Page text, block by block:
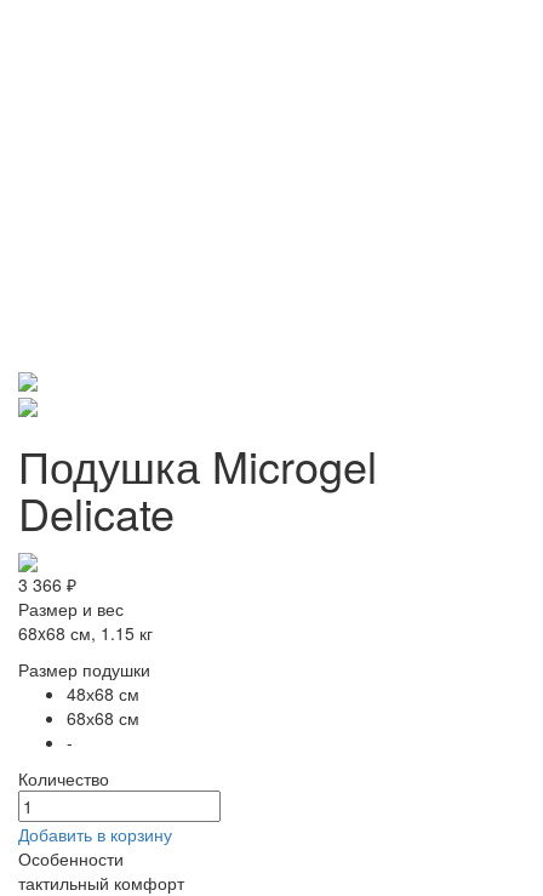
Подушка Microgel
Delicate
3 366 ₽
Размер и вес
68x68 см, 1.15 кг
Размер подушки
48х68 см
68х68 см
-
Количество
Добавить в корзину
Особенности
тактильный комфорт